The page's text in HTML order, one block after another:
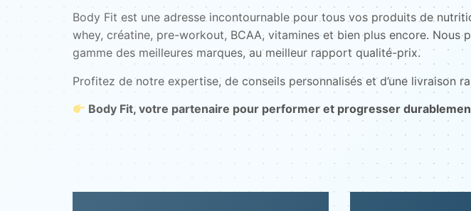
Body Fit est une adresse incontournable pour tous vos produits de
whey, créatine, pre-workout, BCAA, vitamines et bien plus encore. Nous
gamme des meilleures marques, au meilleur rapport qualité-prix.
Profitez de notre expertise, de conseils personnalisés et d’une livraison
Body Fit, votre partenaire pour performer et progresser